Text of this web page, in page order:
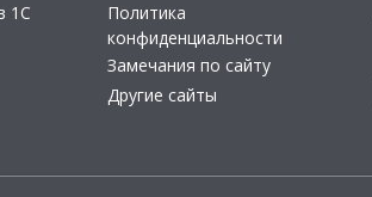
1С
Политика
конфиденциальности
Замечания по сайту
Другие сайты